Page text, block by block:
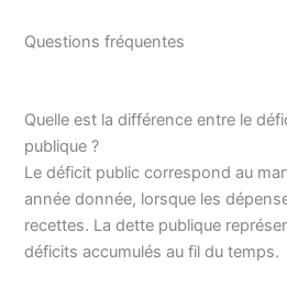
Questions fréquentes
Quelle est la différence entre le
publique ?
Le déficit public correspond au
année donnée, lorsque les
recettes. La dette publique
déficits accumulés au fil du temps.